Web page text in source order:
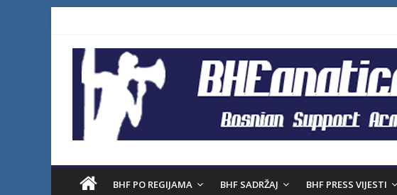
BHF PO REGIJAMA BHF SADRŽAJ BHF PRESS VIJESTI